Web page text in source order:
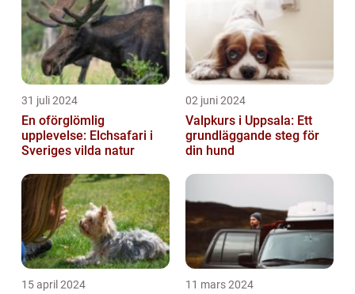
31 juli 2024
En oförglömlig
upplevelse: Elchsafari i
Sveriges vilda natur
02 juni 2024
Valpkurs i Uppsala: Ett
grundläggande steg för
din hund
15 april 2024 11 mars 2024